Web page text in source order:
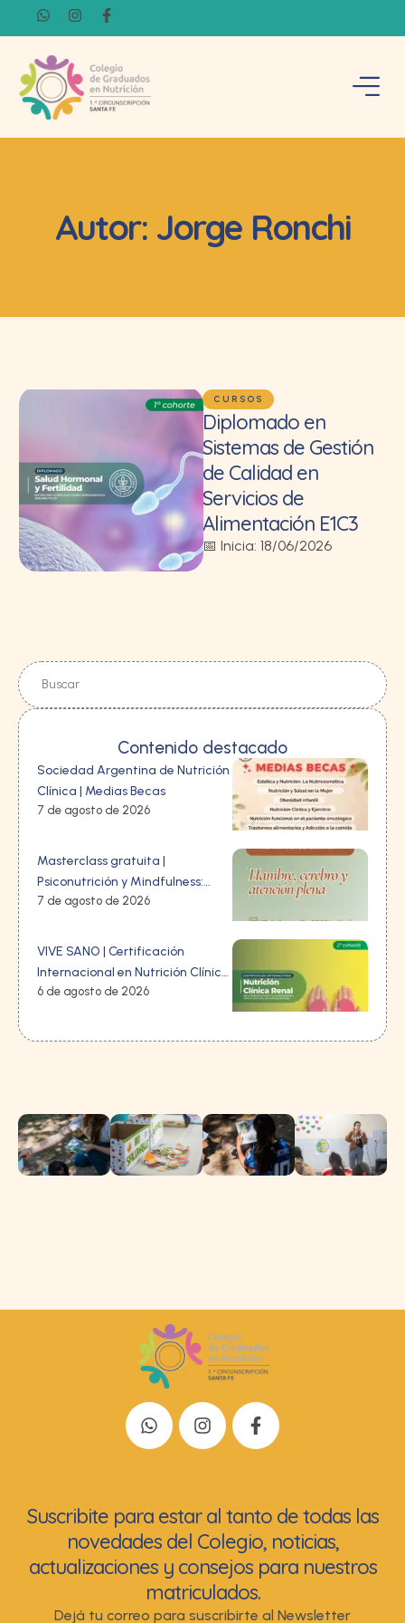
Autor: Jorge Ronchi
CURSOS
Diplomado en
Sistemas de Gestión
de Calidad en
Servicios de
Alimentación E1C3
📅 Inicia: 18/06/2026
Contenido destacado
Sociedad Argentina de Nutrición
Clínica | Medias Becas
7 de agosto de 2026
Masterclass gratuita |
Psiconutrición y Mindfulness:
Hambre, cerebro y atención
explicó
7 de agosto de 2026
VIVE SANO | Certificación
Internacional en Nutrición Clínica
Renal Edición: 3 Cohorte: 2
6 de agosto de 2026
Suscribite para estar al tanto de todas las
novedades del Colegio, noticias,
actualizaciones y consejos para nuestros
matriculados.
Dejá tu correo para suscribirte al Newsletter